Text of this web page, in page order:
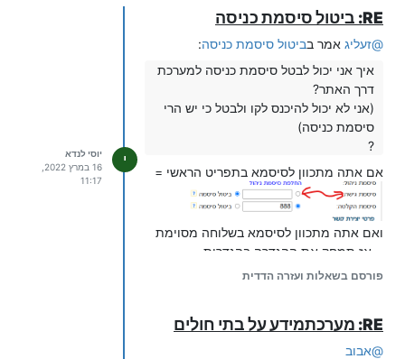
RE: ביטול סיסמת כניסה
@זעליג אמר בביטול סיסמת כניסה:
איך אני יכול לבטל סיסמת כניסה למערכת
דרך האתר?
(אני לא יכול להיכנס לקו ולבטל כי יש הרי
סיסמת כניסה)
?
אם אתה מתכוון לסיסמא בתפריט הראשי =
ואם אתה מתכוון לסיסמא בשלוחה מסוימת
= אז תמחק את ההגדרה בהגדרות
המתקדמות
פורסם בשאלות ועזרה הדדית
י
יוסי לנדא
11:17
RE: מערכתמידע על בתי חולים
@אבוב